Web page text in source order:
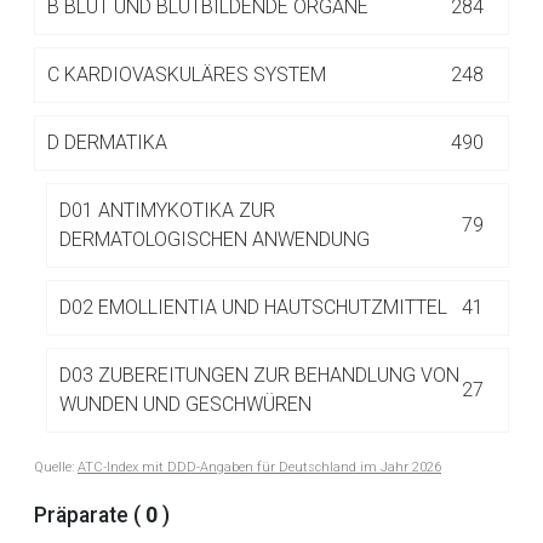
B BLUT UND BLUTBILDENDE ORGANE 284
C KARDIOVASKULÄRES SYSTEM 248
D DERMATIKA 490
D01 ANTIMYKOTIKA ZUR
DERMATOLOGISCHEN ANWENDUNG
79
D02 EMOLLIENTIA UND HAUTSCHUTZMITTEL 41
D03 ZUBEREITUNGEN ZUR BEHANDLUNG VON
WUNDEN UND GESCHWÜREN
27
D04 ANTIPRURIGINOSA, INKL.
ANTIHISTAMINIKA, ANÄSTHETIKA ETC.
Quelle: ATC-Index mit DDD-Angaben für Deutschland im Jahr 2026
Präparate ( 0 )
Zur Seite